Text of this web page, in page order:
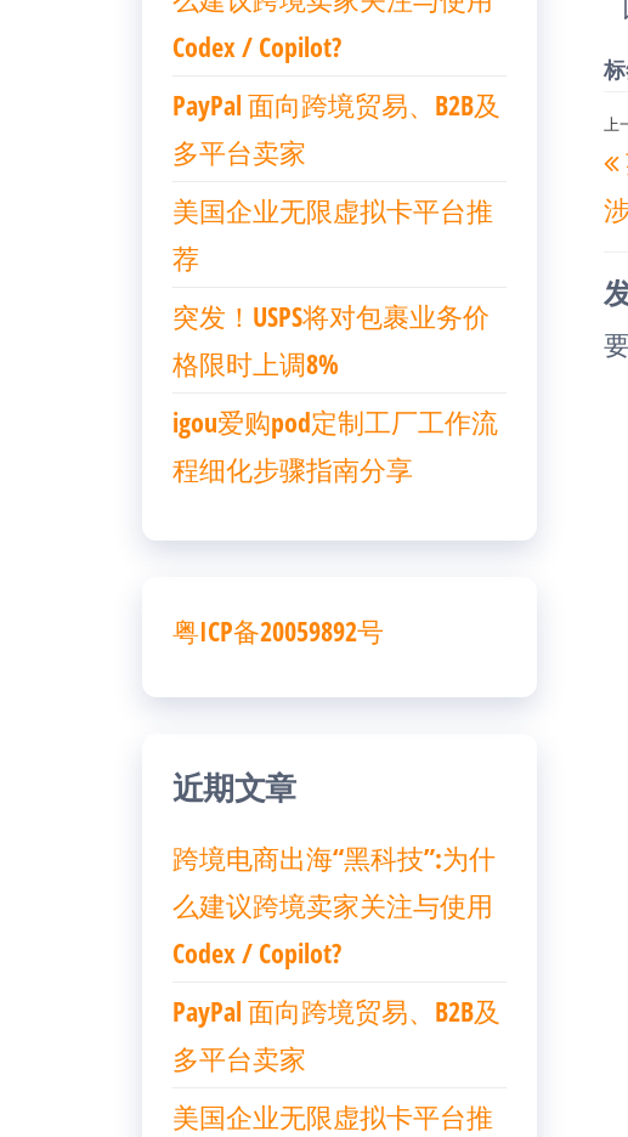
上
一
篇
文
上
Codex / Copilot?
PayPal 面向跨境贸易、B2B及
多平台卖家
美国企业无限虚拟卡平台推
荐
突发！USPS将对包裹业务价
格限时上调8%
igou爱购pod定制工厂工作流
程细化步骤指南分享
粤ICP备20059892号
近期文章
跨境电商出海“黑科技”:为什
么建议跨境卖家关注与使用
Codex / Copilot?
PayPal 面向跨境贸易、B2B及
多平台卖家
美国企业无限虚拟卡平台推